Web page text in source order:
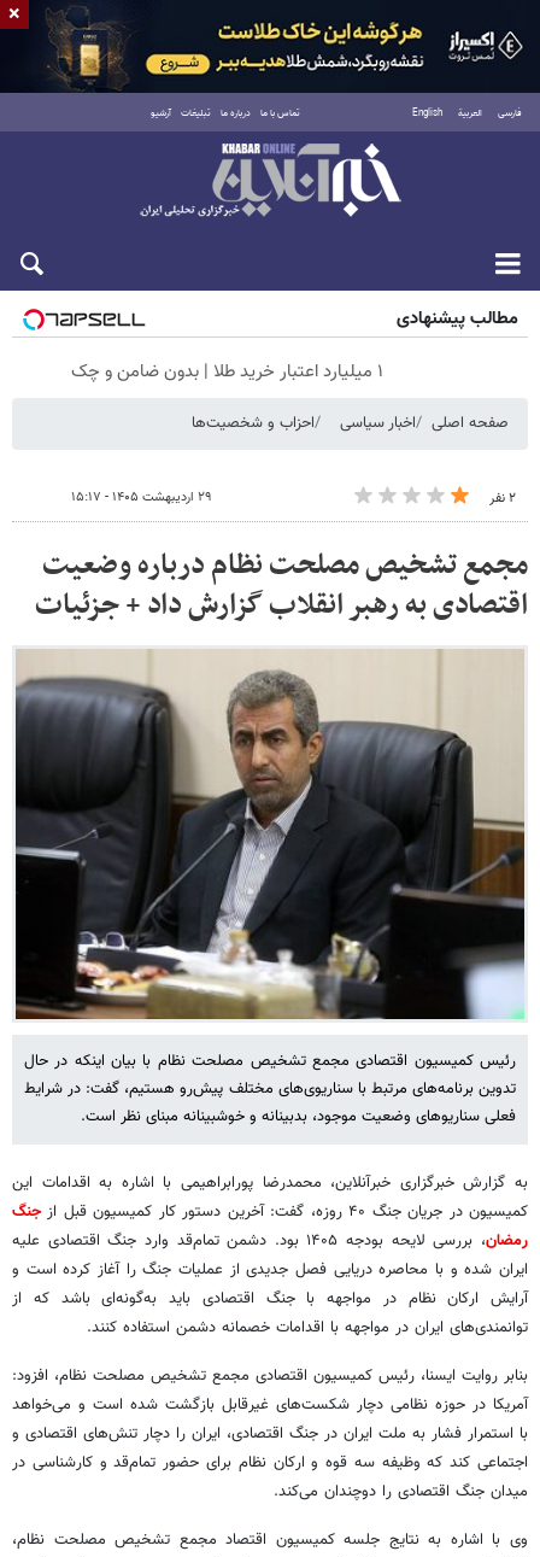
فارسی العربية English تماس با ما درباره ما تبلیغات آرشیو
جمعه ۱۶ مرداد ۱۴۰۵
مطالب پیشنهادی
۱ میلیارد اعتبار خرید طلا | بدون ضامن و چک
صفحه اصلی اخبار سیاسی احزاب و شخصیت‌ها
۲ نفر ۲۹ اردیبهشت ۱۴۰۵ - ۱۵:۱۷
مجمع تشخیص مصلحت نظام درباره وضعیت
اقتصادی به رهبر انقلاب گزارش داد + جزئیات
رئیس کمیسیون اقتصادی مجمع تشخیص مصلحت نظام با بیان اینکه در حال
تدوین برنامه‌های مرتبط با سناریوی‌های مختلف پیش‌رو هستیم، گفت: در شرایط
فعلی سناریوهای وضعیت موجود، بدبینانه و خوشبینانه مبنای نظر است.
به گزارش خبرگزاری خبرآنلاین، محمدرضا پورابراهیمی با اشاره به اقدامات این
کمیسیون در جریان جنگ ۴۰ روزه، گفت: آخرین دستور کار کمیسیون قبل از
جنگ
رمضان
، بررسی لایحه بودجه ۱۴۰۵ بود. دشمن تمام‌قد وارد جنگ اقتصادی علیه
ایران شده و با محاصره دریایی فصل جدیدی از عملیات جنگ را آغاز کرده است و
آرایش ارکان نظام در مواجهه با جنگ اقتصادی باید به‌گونه‌ای باشد که از
توانمندی‌های ایران در مواجهه با اقدامات خصمانه دشمن استفاده کنند.
بنابر روایت ایسنا، رئیس کمیسیون اقتصادی مجمع تشخیص مصلحت نظام، افزود:
آمریکا در حوزه نظامی دچار شکست‌های غیرقابل بازگشت شده است و می‌خواهد
با استمرار فشار به ملت ایران در جنگ اقتصادی، ایران را دچار تنش‌های اقتصادی و
اجتماعی کند که وظیفه سه قوه و ارکان نظام برای حضور تمام‌قد و کارشناسی در
میدان جنگ اقتصادی را دوچندان می‌کند.
وی با اشاره به نتایج جلسه کمیسیون اقتصاد مجمع تشخیص مصلحت نظام،
×